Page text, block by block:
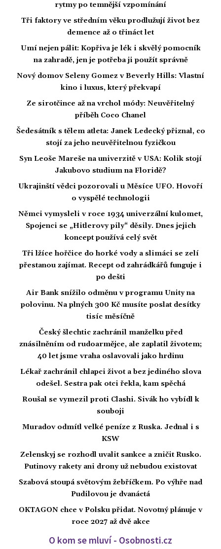
rytmy po temnější vzpomínání
Tři faktory ve středním věku prodlužují život bez
demence až o třináct let
Umí nejen pálit: Kopřiva je lék i skvělý pomocník
na zahradě, jen je potřeba ji použít správně
Nový domov Seleny Gomez v Beverly Hills: Vlastní
kino i luxus, který překvapí
Ze sirotčince až na vrchol módy: Neuvěřitelný
příběh Coco Chanel
Šedesátník s tělem atleta: Janek Ledecký přiznal, co
stojí za jeho neuvěřitelnou fyzičkou
Syn Leoše Mareše na univerzitě v USA: Kolik stojí
Jakubovo studium na Floridě?
Ukrajinští vědci pozorovali u Měsíce UFO. Hovoří
o vyspělé technologii
Němci vymysleli v roce 1934 univerzální kulomet,
Spojenci se „Hitlerovy pily“ děsily. Dnes jejich
koncept používá celý svět
Tři lžíce hořčice do horké vody a slimáci se zelí
přestanou zajímat. Recept od zahrádkářů funguje i
po dešti
Air Bank snížilo odměnu v programu Unity na
polovinu. Na plných 300 Kč musíte poslat desítky
tisíc měsíčně
Český šlechtic zachránil manželku před
znásilněním od rudoarmějce, ale zaplatil životem;
40 let jsme vraha oslavovali jako hrdinu
Lékař zachránil chlapci život a bez jediného slova
odešel. Sestra pak otci řekla, kam spěchá
Roušal se vymezil proti Clashi. Sivák ho vybídl k
souboji
Muradov odmítl velké peníze z Ruska. Jednal i s
KSW
Zelenskyj se rozhodl uvalit sankce a zničit Rusko.
Putinovy rakety ani drony už nebudou existovat
Szabová stoupá světovým žebříčkem. Po výhře nad
Pudilovou je dvanáctá
OKTAGON chce v Polsku přidat. Novotný plánuje v
roce 2027 až dvě akce
O kom se mluví - Osobnosti.cz